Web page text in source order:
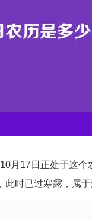
月17日正处于这
时已过寒露，属于